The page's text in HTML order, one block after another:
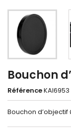
Bouchon
RéférenceKAI6953
Bouchon d’objectif